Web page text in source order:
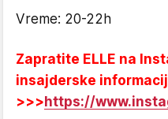
Vreme: 20-22h
Zapratite ELLE na
insajderske
>>>https://